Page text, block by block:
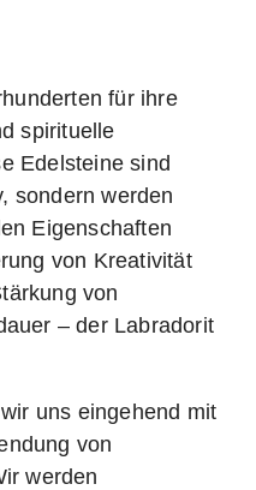
für ihre
spirituelle
Edelsteine sind
sondern werden
Eigenschaften
von Kreativität
von
– der Labradorit
uns eingehend mit
von
werden